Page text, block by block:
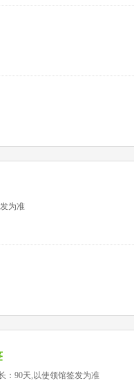
为准
：90天,以使领馆签发为准